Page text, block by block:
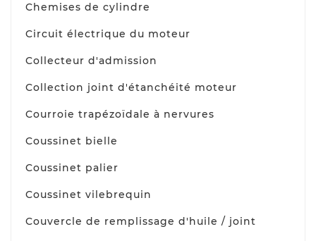
Chemises de cylindre
Circuit électrique du moteur
Collecteur d'admission
Collection joint d'étanchéité moteur
Courroie trapézoïdale à nervures
Coussinet bielle
Coussinet palier
Coussinet vilebrequin
Couvercle de remplissage d'huile / joint